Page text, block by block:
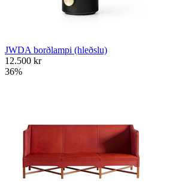
JWDA borðlampi (hleðslu)
12.500 kr
36%